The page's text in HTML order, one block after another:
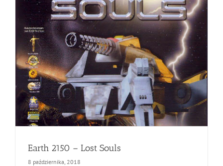
Earth 2150 – Lost Souls
8 października, 2018